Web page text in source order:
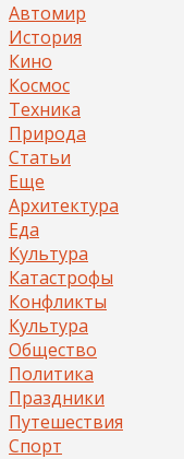
Автомир
История
Кино
Космос
Техника
Природа
Статьи
Еще
Архитектура
Еда
Культура
Катастрофы
Конфликты
Культура
Общество
Политика
Праздники
Путешествия
Спорт